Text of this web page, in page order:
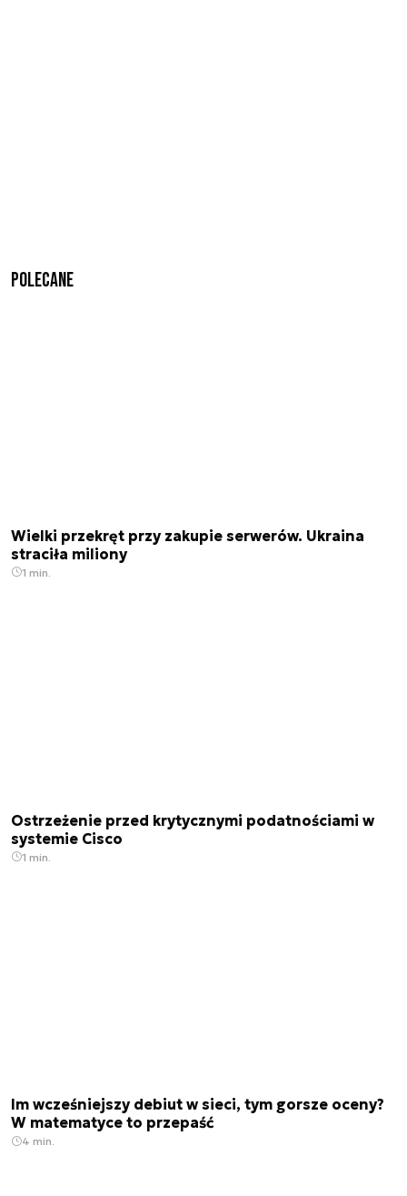
Polecane
Wielki przekręt przy zakupie serwerów. Ukraina
straciła miliony
1 min.
Ostrzeżenie przed krytycznymi podatnościami w
systemie Cisco
1 min.
Im wcześniejszy debiut w sieci, tym gorsze oceny?
W matematyce to przepaść
4 min.